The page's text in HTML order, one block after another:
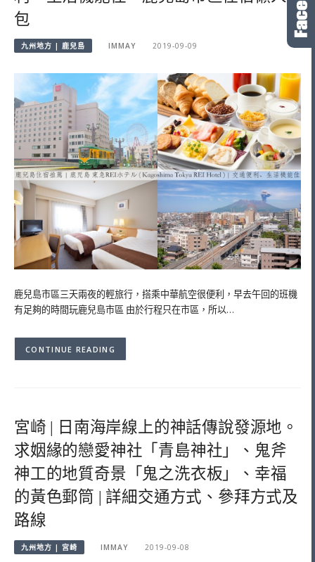
包
九州地方 | 鹿兒島 IMMAY 2019-09-09
鹿兒島市區三天兩夜的輕旅行，搭乘中華航空很便利，早去午回的班機
有足夠的時間玩鹿兒島市區 由於行程只在市區，所以…
CONTINUE READING
宮崎 | 日南海岸線上的神話傳說發源地。
求姻緣的戀愛神社「青島神社」、鬼斧
神工的地質奇景「鬼之洗衣板」、幸福
的黃色郵筒 | 詳細交通方式、參拜方式及
路線
九州地方 | 宮崎 IMMAY 2019-09-08